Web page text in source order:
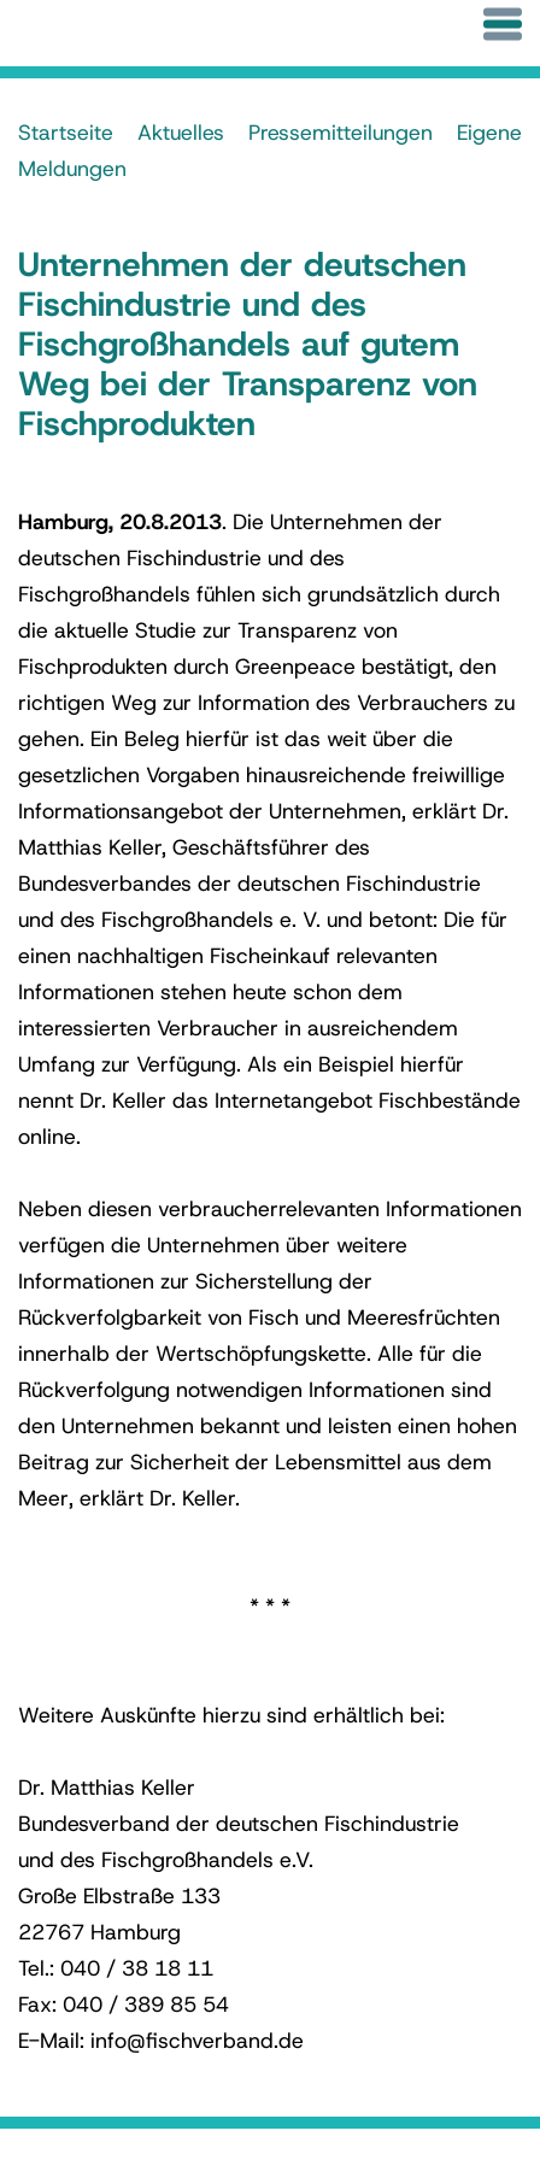
Startseite Aktuelles Pressemitteilungen
Eigene
Meldungen
Unternehmen der deutschen
Fischindustrie und des
Fischgroßhandels auf gutem
Weg bei der Transparenz von
Fischprodukten
Hamburg, 20.8.2013. Die Unternehmen der
deutschen Fischindustrie und des
Fischgroßhandels fühlen sich grundsätzlich durch
die aktuelle Studie zur Transparenz von
Fischprodukten durch Greenpeace bestätigt, den
richtigen Weg zur Information des Verbrauchers zu
gehen. Ein Beleg hierfür ist das weit über die
gesetzlichen Vorgaben hinausreichende freiwillige
Informationsangebot der Unternehmen, erklärt Dr.
Matthias Keller, Geschäftsführer des
Bundesverbandes der deutschen Fischindustrie
und des Fischgroßhandels e. V. und betont: Die für
einen nachhaltigen Fischeinkauf relevanten
Informationen stehen heute schon dem
interessierten Verbraucher in ausreichendem
Umfang zur Verfügung. Als ein Beispiel hierfür
nennt Dr. Keller das Internetangebot Fischbestände
online.
Neben diesen verbraucherrelevanten Informationen
verfügen die Unternehmen über weitere
Informationen zur Sicherstellung der
Rückverfolgbarkeit von Fisch und Meeresfrüchten
innerhalb der Wertschöpfungskette. Alle für die
Rückverfolgung notwendigen Informationen sind
den Unternehmen bekannt und leisten einen hohen
Beitrag zur Sicherheit der Lebensmittel aus dem
Meer, erklärt Dr. Keller.
* * *
Weitere Auskünfte hierzu sind erhältlich bei:
Dr. Matthias Keller
Bundesverband der deutschen Fischindustrie
und des Fischgroßhandels e.V.
Große Elbstraße 133
22767 Hamburg
Tel.: 040 / 38 18 11
Fax: 040 / 389 85 54
E-Mail: info@fischverband.de